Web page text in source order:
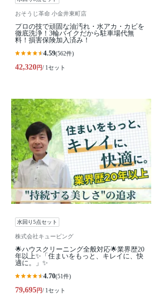
おそうじ革命 小金井東町店
プロの技で頑固な油汚れ・水アカ・カビを
徹底洗浄！3輪バイクだから駐車場代無
料！損害保険加入済み！
4.59(562件)
42,320円/ 1セット
水回り5点セット
株式会社キュービング
🌟ハウスクリーニング全般対応🌟業界歴20
年以上✨「住まいをもっと、キレイに、快
適に。」✨
4.70(51件)
79,695円/ 1セット